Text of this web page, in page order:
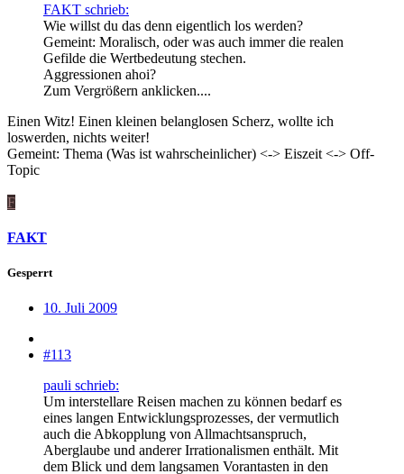
FAKT schrieb:
Wie willst du das denn eigentlich los werden?
Gemeint: Moralisch, oder was auch immer die realen
Gefilde die Wertbedeutung stechen.
Aggressionen ahoi?
Zum Vergrößern anklicken....
Einen Witz! Einen kleinen belanglosen Scherz, wollte ich
loswerden, nichts weiter!
Gemeint: Thema (Was ist wahrscheinlicher) <-> Eiszeit <-> Off-
Topic
F
FAKT
Gesperrt
10. Juli 2009
#113
pauli schrieb:
Um interstellare Reisen machen zu können bedarf es
eines langen Entwicklungsprozesses, der vermutlich
auch die Abkopplung von Allmachtsanspruch,
Aberglaube und anderer Irrationalismen enthält. Mit
dem Blick und dem langsamen Vorantasten in den